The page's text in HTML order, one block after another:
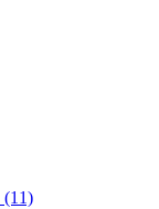
(11)